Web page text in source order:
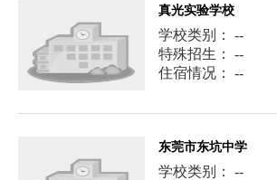
真光实验学校
学校类别： --
特殊招生： --
住宿情况： --
东莞市东坑中学
学校类别： --